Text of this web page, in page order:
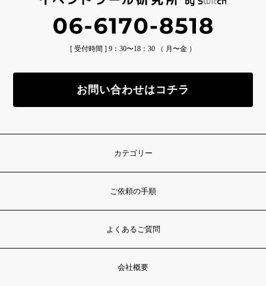
[ 受付時間 ] 9：30〜18：30 （ 月〜金 ）
お問い合わせはコチラ
カテゴリー
ご依頼の手順
よくあるご質問
会社概要